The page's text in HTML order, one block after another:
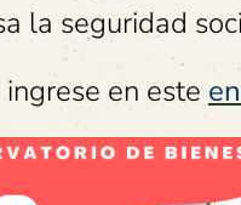
la seguridad
en este